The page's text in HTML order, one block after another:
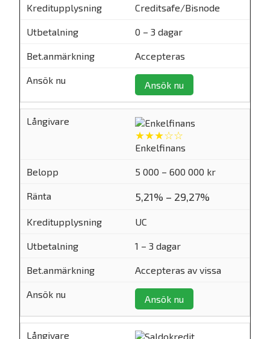
Creditsafe/Bisnode
0 – 3 dagar
Accepteras
Ansök nu
★★★☆☆
Enkelfinans
5 000 – 600 000 kr
5,21% – 29,27%
UC
1 – 3 dagar
Accepteras av vissa
Ansök nu